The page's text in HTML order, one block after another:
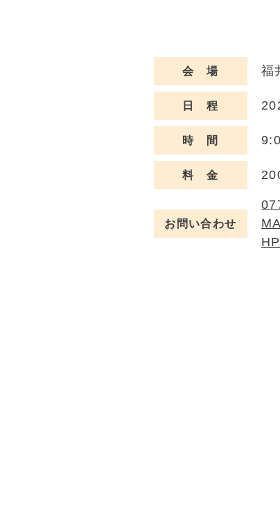
会 場 福
日 程
時 間
料 金
お問い合わせ
HP